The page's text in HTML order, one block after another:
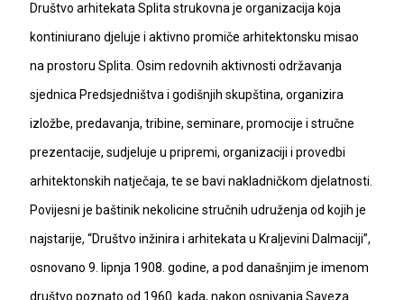
Društvo arhitekata Splita strukovna je organizacija koja
kontiniurano djeluje i aktivno promiče arhitektonsku misao
na prostoru Splita. Osim redovnih aktivnosti održavanja
sjednica Predsjedništva i godišnjih skupština, organizira
izložbe, predavanja, tribine, seminare, promocije i stručne
prezentacije, sudjeluje u pripremi, organizaciji i provedbi
arhitektonskih natječaja, te se bavi nakladničkom djelatnosti.
Povijesni je baštinik nekolicine stručnih udruženja od kojih je
najstarije, “Društvo inžinira i arhitekata u Kraljevini Dalmaciji”,
osnovano 9. lipnja 1908. godine, a pod današnjim je imenom
društvo poznato od 1960. kada, nakon osnivanja Saveza